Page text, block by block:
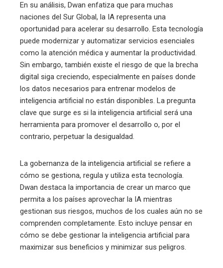
En su análisis, Dwan enfatiza que para muchas
naciones del Sur Global, la IA representa una
oportunidad para acelerar su desarrollo. Esta tecnología
puede modernizar y automatizar servicios esenciales
como la atención médica y aumentar la productividad.
Sin embargo, también existe el riesgo de que la brecha
digital siga creciendo, especialmente en países donde
los datos necesarios para entrenar modelos de
inteligencia artificial no están disponibles. La pregunta
clave que surge es si la inteligencia artificial será una
herramienta para promover el desarrollo o, por el
contrario, perpetuar la desigualdad.
La gobernanza de la inteligencia artificial se refiere a
cómo se gestiona, regula y utiliza esta tecnología.
Dwan destaca la importancia de crear un marco que
permita a los países aprovechar la IA mientras
gestionan sus riesgos, muchos de los cuales aún no se
comprenden completamente. Esto incluye pensar en
cómo se debe gestionar la inteligencia artificial para
maximizar sus beneficios y minimizar sus peligros.